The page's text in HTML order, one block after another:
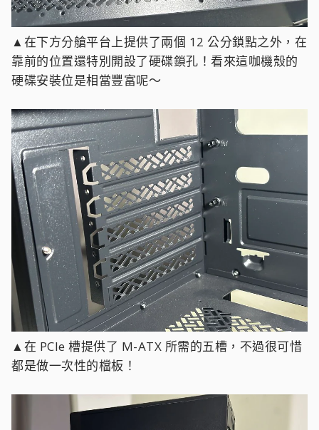
▲在下方分艙平台上提供了兩個 12 公分鎖點之外，在
靠前的位置還特別開設了硬碟鎖孔！看來這咖機殼的
硬碟安裝位是相當豐富呢～
▲在 PCIe 槽提供了 M-ATX 所需的五槽，不過很可惜
都是做一次性的檔板！